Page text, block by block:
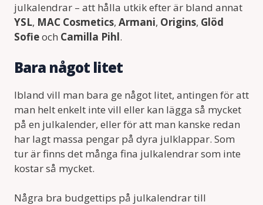
julkalendrar – att hålla utkik efter är bland annat
YSL, MAC Cosmetics, Armani, Origins, Glöd
Sofieoch Camilla Pihl.
Bara något litet
Ibland vill man bara ge något litet, antingen för att
man helt enkelt inte vill eller kan lägga så mycket
på en julkalender, eller för att man kanske redan
har lagt massa pengar på dyra julklappar. Som
tur är finns det många fina julkalendrar som inte
kostar så mycket.
Några bra budgettips på julkalendrar till